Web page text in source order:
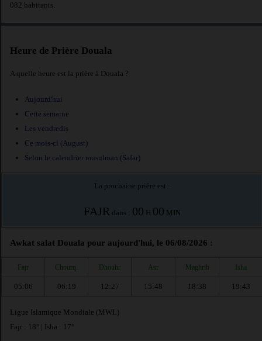
082 habitants.
Heure de Prière Douala
A quelle heure est la prière à Douala ?
Aujourd'hui
Cette semaine
Les vendredis
Ce mois-ci (August)
Selon le calendrier musulman (Safar)
La prochaine prière est :
FAJR dans : 00 H 00 MIN
Awkat salat Douala pour aujourd'hui, le 06/08/2026 :
Fajr Chourq. Dhouhr Asr Maghrib Isha
05:06 06:19 12:27 15:48 18:38 19:43
Ligue Islamique Mondiale (MWL)
Fajr : 18° | Isha : 17°